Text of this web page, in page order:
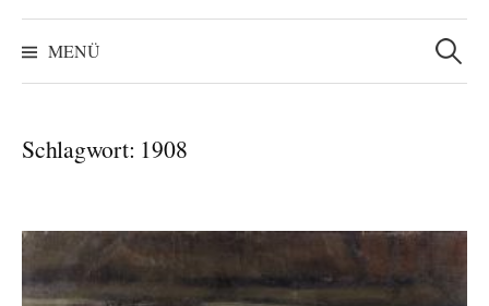
MENÜ
Suchen
nach:
Schlagwort: 1908